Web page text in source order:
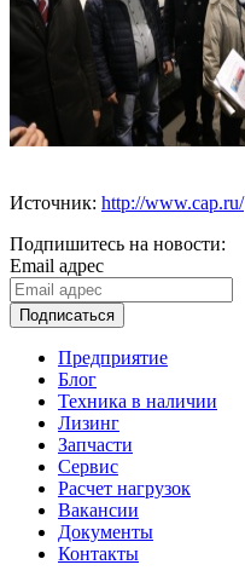
Источник: http://www.cap.ru/
Подпишитесь на новости:
Email адрес
Подписаться
Предприятие
Блог
Техника в наличии
Лизинг
Запчасти
Сервис
Расчет нагрузок
Вакансии
Документы
Контакты